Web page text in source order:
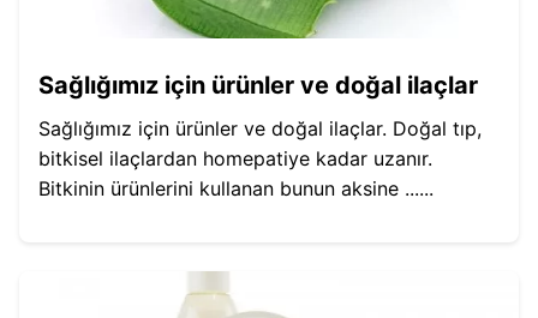
Sağlığımız için ürünler ve doğal ilaçlar
Sağlığımız için ürünler ve doğal ilaçlar. Doğal tıp,
bitkisel ilaçlardan homepatiye kadar uzanır.
Bitkinin ürünlerini kullanan bunun aksine ......